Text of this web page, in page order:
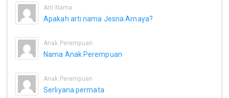
Arti Nama
Apakah arti nama Jesna Amaya?
Anak Perempuan
Nama Anak Perempuan
Anak Perempuan
Serliyana permata